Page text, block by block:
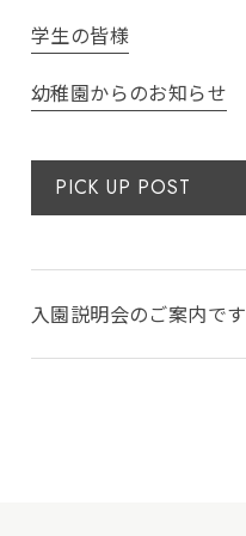
学生の皆様
幼稚園からのお知らせ
PICK UP POST
入園説明会のご案内です